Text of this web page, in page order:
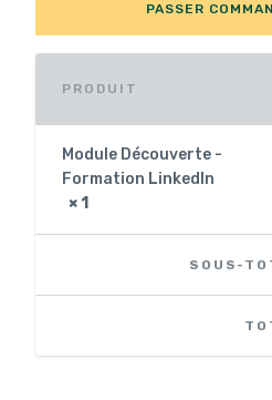
PRODUIT
Module Découverte -
Formation LinkedIn
× 1
SOUS-
PASSER